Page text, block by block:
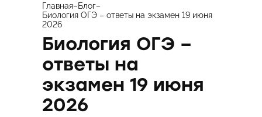
содержимому
Главная–Блог–
Биология ОГЭ – ответы на экзамен 19 июня
2026
Биология ОГЭ –
ответы на
экзамен 19 июня
2026